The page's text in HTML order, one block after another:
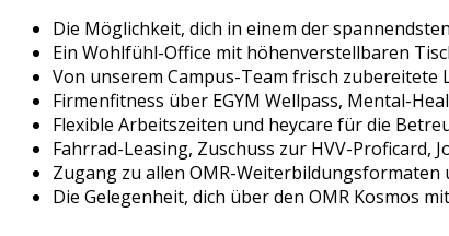
Die Möglichkeit, dich in einem der
Ein Wohlfühl-Office mit höhenverstellbaren
Von unserem Campus-Team frisch
Firmenfitness über EGYM Wellpass, Mental-
Flexible Arbeitszeiten und heycare für die
Fahrrad-Leasing, Zuschuss zur HVV-
Zugang zu allen OMR-
Die Gelegenheit, dich über den OMR Kosmos